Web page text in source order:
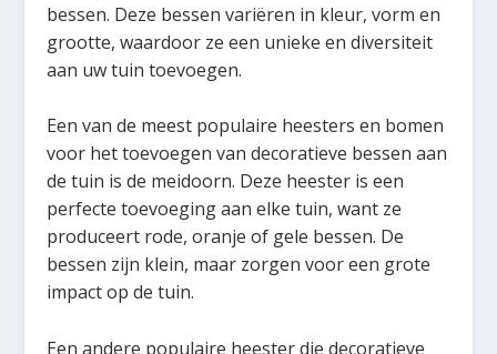
bessen. Deze bessen variëren in kleur, vorm en
grootte, waardoor ze een unieke en diversiteit
aan uw tuin toevoegen.
Een van de meest populaire heesters en bomen
voor het toevoegen van decoratieve bessen aan
de tuin is de meidoorn. Deze heester is een
perfecte toevoeging aan elke tuin, want ze
produceert rode, oranje of gele bessen. De
bessen zijn klein, maar zorgen voor een grote
impact op de tuin.
Een andere populaire heester die decoratieve